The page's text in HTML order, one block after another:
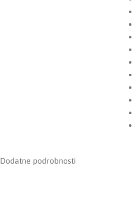
Dodatne podrobnosti